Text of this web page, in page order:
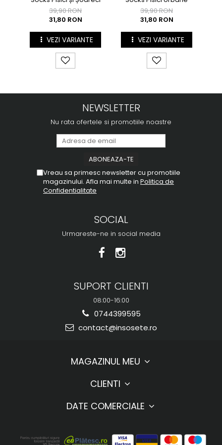
39,90 RON
31,80 RON
VEZI VARIANTE
39,90 RON
31,80 RON
VEZI VARIANTE
NEWSLETTER
Nu rata ofertele si promotiile noastre
Vreau sa primesc newsletter cu promotiile
magazinului. Afla mai multe in Politica de
Confidentialitate
SOCIAL
Urmareste-ne in social media
SUPORT CLIENTI
08:00-16:00
0744399595
contact@insosete.ro
MAGAZINUL MEU
CLIENTI
DATE COMERCIALE